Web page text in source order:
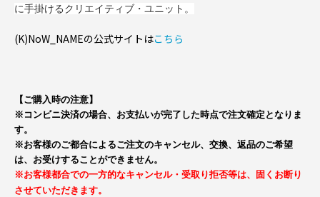
に手掛けるクリエイティブ・ユニット。
(K)NoW_NAMEの公式サイトはこちら
【ご購入時の注意】
※コンビニ決済の場合、お支払いが完了した時点で注文確定となりま
す。
※お客様のご都合によるご注文のキャンセル、交換、返品のご希望
は、お受けすることができません。
※お客様都合での一方的なキャンセル・受取り拒否等は、固くお断り
させていただきます。